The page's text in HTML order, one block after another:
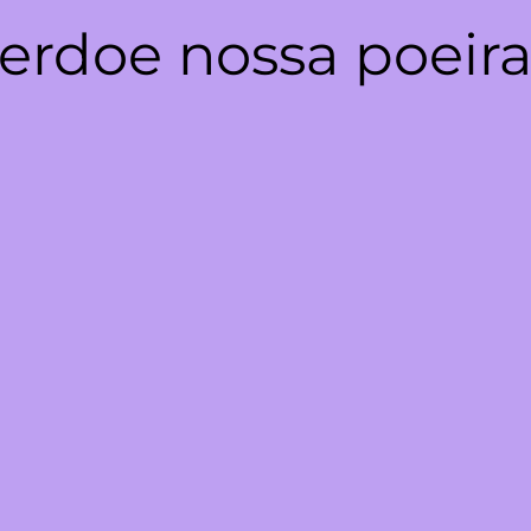
nossa